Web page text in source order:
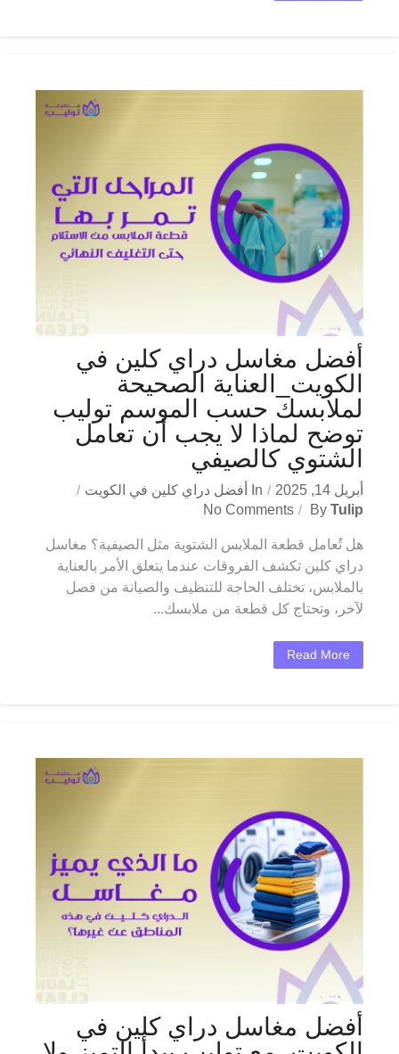
أفضل مغاسل دراي كلين في
الكويت_العناية الصحيحة
لملابسك حسب الموسم توليب
توضح لماذا لا يجب أن تعامل
الشتوي كالصيفي
أبريل 14, 2025 In
أفضل دراي كلين في الكويت
By Tulip
No Comments
هل تُعامل قطعة الملابس الشتوية مثل الصيفية؟ مغاسل
دراي كلين تكشف الفروقات عندما يتعلق الأمر بالعناية
بالملابس، تختلف الحاجة للتنظيف والصيانة من فصل
لآخر، وتحتاج كل قطعة من ملابسك...
Read More
أفضل مغاسل دراي كلين في